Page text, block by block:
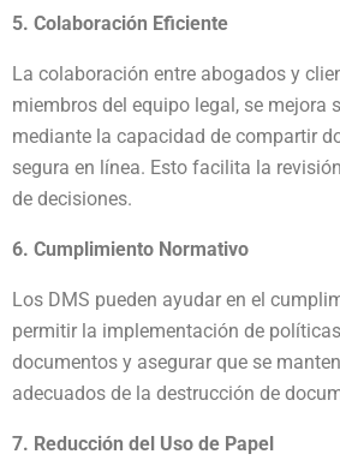
5. Colaboración Eficiente
La colaboración entre abogados y
miembros del equipo legal, se mejora
mediante la capacidad de compartir
segura en línea. Esto facilita la
de decisiones.
6. Cumplimiento Normativo
Los DMS pueden ayudar en el
permitir la implementación de
documentos y asegurar que se
adecuados de la destrucción de
7. Reducción del Uso de Papel